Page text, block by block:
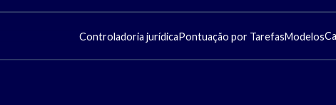
Controladoria jurídicaPontuação por TarefasModelos